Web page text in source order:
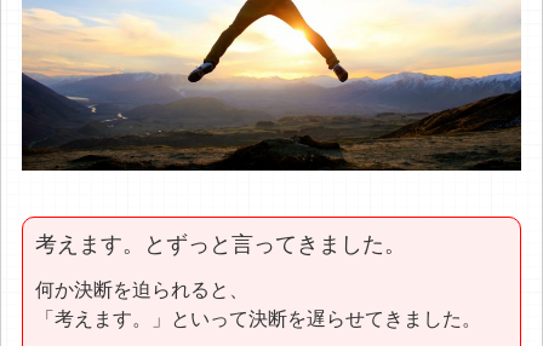
考えます。とずっと言ってきました。
何か決断を迫られると、
「考えます。」といって決断を遅らせてきました。